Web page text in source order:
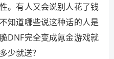
。有人又会说别人花了钱
知道哪些说这种话的人是
DNF完全变成氪金游戏就
少就送？